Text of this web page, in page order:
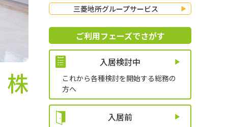
株
三菱地所グループサービス
ご利用フェーズでさがす
入居検討中
これから各種検討を開始する総務の
方へ
入居前